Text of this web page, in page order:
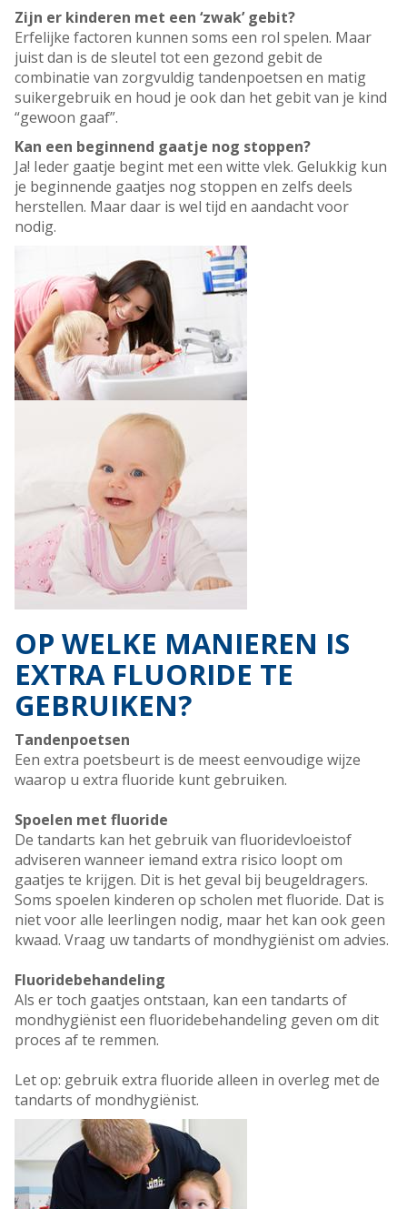
Zijn er kinderen met een ‘zwak’ gebit?
Erfelijke factoren kunnen soms een rol spelen. Maar
juist dan is de sleutel tot een gezond gebit de
combinatie van zorgvuldig tandenpoetsen en matig
suikergebruik en houd je ook dan het gebit van je kind
“gewoon gaaf”.
Kan een beginnend gaatje nog stoppen?
Ja! Ieder gaatje begint met een witte vlek. Gelukkig kun
je beginnende gaatjes nog stoppen en zelfs deels
herstellen. Maar daar is wel tijd en aandacht voor
nodig.
OP WELKE MANIEREN IS
EXTRA FLUORIDE TE
GEBRUIKEN?
Tandenpoetsen
Een extra poetsbeurt is de meest eenvoudige wijze
waarop u extra fluoride kunt gebruiken.
Spoelen met fluoride
De tandarts kan het gebruik van fluoridevloeistof
adviseren wanneer iemand extra risico loopt om
gaatjes te krijgen. Dit is het geval bij beugeldragers.
Soms spoelen kinderen op scholen met fluoride. Dat is
niet voor alle leerlingen nodig, maar het kan ook geen
kwaad. Vraag uw tandarts of mondhygiënist om advies.
Fluoridebehandeling
Als er toch gaatjes ontstaan, kan een tandarts of
mondhygiënist een fluoridebehandeling geven om dit
proces af te remmen.
Let op: gebruik extra fluoride alleen in overleg met de
tandarts of mondhygiënist.